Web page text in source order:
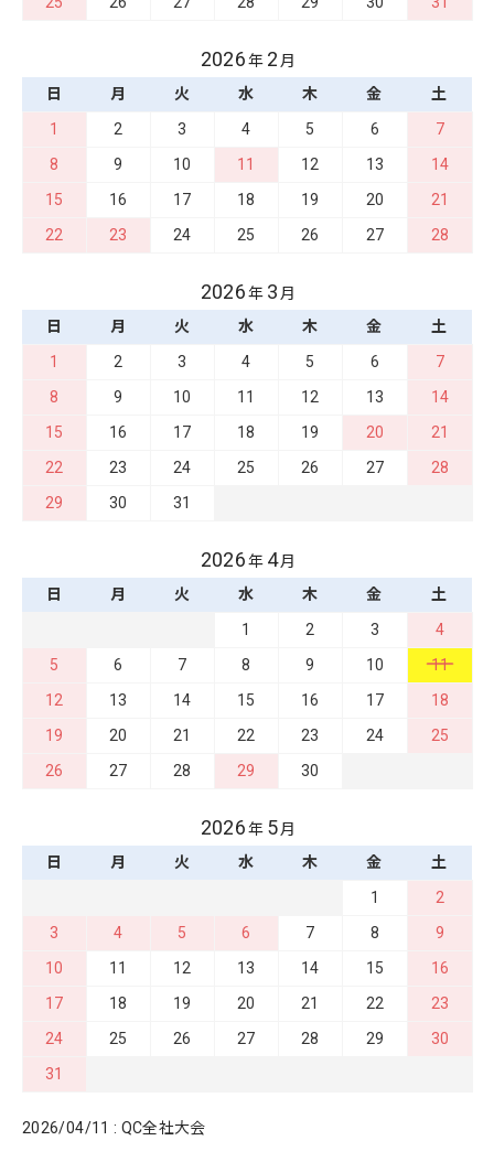
2026年 2 月
日
月 火 水 木 金
土
1
2 3 4 5 6
7
8
9 10 11 12 13
14
15
16 17 18 19 20
21
22
23 24 25 26 27 28
2026年 3 月
日
月 火 水 木 金
土
1
2 3 4 5 6
7
8
9 10 11 12 13
14
15
16 17 18 19 20
21
22
23 24 25 26 27
28
29
30 31
2026年 4月
日
月 火 水 木 金
土
1
2 3
4
5
6 7 8 9 10
11
12
13 14 15 16 17
18
19
20 21 22 23 24
25
26
27 28 29 30
2026年 5月
日
月 火 水 木 金
土
1
2
3
4 5 6 7 8
9
10
11 12 13 14 15
16
17
18 19 20 21 22
23
24
25 26 27 28 29
30
31
2026/04/11 : QC全社大会